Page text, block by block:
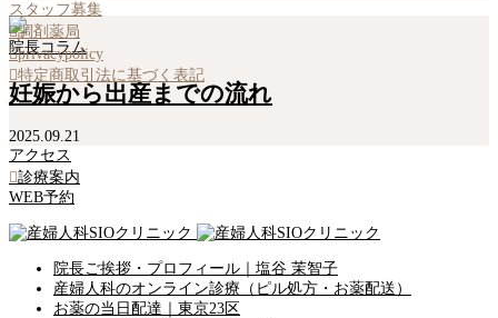
スタッフ募集
調剤薬局
privacypolicy
特定商取引法に基づく表記
院長コラム
妊娠から出産までの流れ
2025.09.21
アクセス
診療案内
WEB予約
院長ご挨拶・プロフィール｜塩谷 茉智子
産婦人科のオンライン診療（ピル処方・お薬配送）
お薬の当日配達｜東京23区